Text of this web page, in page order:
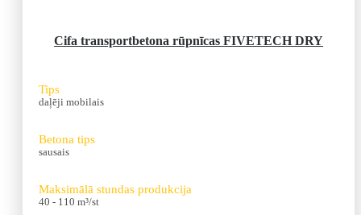
Cifa transportbetona rūpnīcas FIVETECH DRY
Tips
daļēji mobilais
Betona tips
sausais
Maksimālā stundas produkcija
40 - 110 m³/st